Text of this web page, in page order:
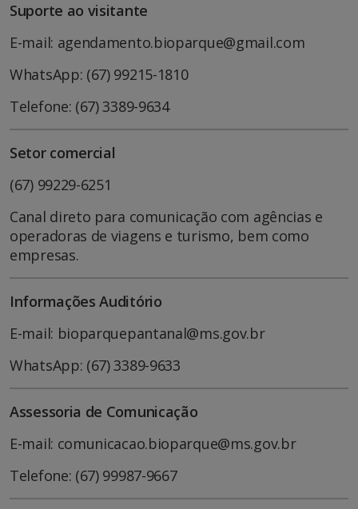
Suporte ao visitante
E-mail: agendamento.bioparque@gmail.com
WhatsApp: (67) 99215-1810
Telefone: (67) 3389-9634
Setor comercial
(67) 99229-6251
Canal direto para comunicação com agências e
operadoras de viagens e turismo, bem como
empresas.
Informações Auditório
E-mail: bioparquepantanal@ms.gov.br
WhatsApp: (67) 3389-9633
Assessoria de Comunicação
E-mail: comunicacao.bioparque@ms.gov.br
Telefone: (67) 99987-9667